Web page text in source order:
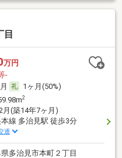
目
万円
-
1ヶ月(50%)
2
月(築14年7ヶ月)
線 多治見駅 徒歩3分
通
多治見市本町２丁目